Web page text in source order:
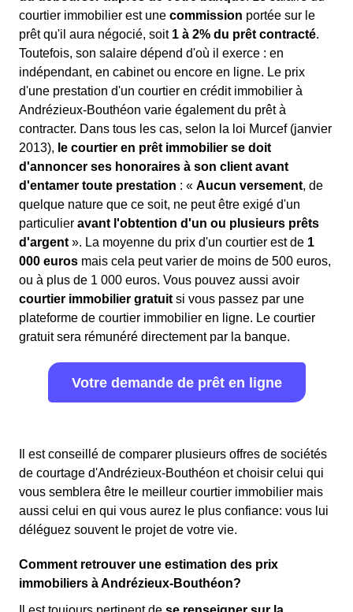
courtier immobilier est une commission portée sur le
prêt qu'il aura négocié, soit 1 à 2% du prêt contracté.
Toutefois, son salaire dépend d'où il exerce : en
indépendant, en cabinet ou encore en ligne. Le prix
d'une prestation d'un courtier en crédit immobilier à
Andrézieux-Bouthéon varie également du prêt à
contracter. Dans tous les cas, selon la loi Murcef (janvier
2013), le courtier en prêt immobilier se doit
d'annoncer ses honoraires à son client avant
d'entamer toute prestation : « Aucun versement, de
quelque nature que ce soit, ne peut être exigé d'un
particulier avant l'obtention d'un ou plusieurs prêts
d'argent ». La moyenne du prix d'un courtier est de 1
000 euros mais cela peut varier de moins de 500 euros,
ou à plus de 1 000 euros. Vous pouvez aussi avoir
courtier immobilier gratuit si vous passez par une
plateforme de courtier immobilier en ligne. Le courtier
gratuit sera rémunéré directement par la banque.
Votre demande de prêt en ligne
Il est conseillé de comparer plusieurs offres de sociétés
de courtage d'Andrézieux-Bouthéon et choisir celui qui
vous semblera être le meilleur courtier immobilier mais
aussi celui en qui vous aurez le plus confiance: vous lui
déléguez souvent le projet de votre vie.
Comment retrouver une estimation des prix
immobiliers à Andrézieux-Bouthéon?